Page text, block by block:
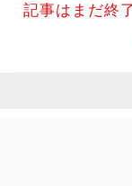
記事はまだ終